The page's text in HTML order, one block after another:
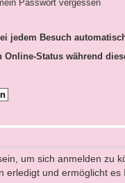
Passwort vergessen
jedem Besuch
Online-Status während
um sich anmelden zu
erledigt und ermöglicht